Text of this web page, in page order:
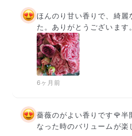
ほんのり甘い香りで、綺麗
た。ありがとうございます。
6ヶ月前
薔薇のがよい香りです🌹半
なった時のバリュームが楽